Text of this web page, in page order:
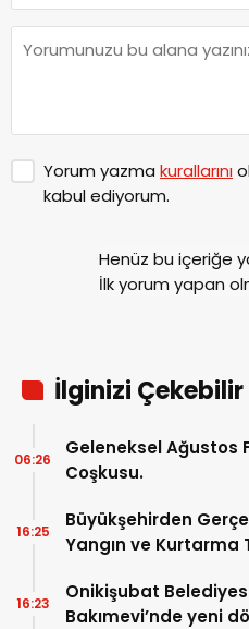
Yorum yazma kurallarını
kabul ediyorum.
Henüz bu içeriğe
İlk yorum yapan
İlginizi Çekebilir
Geleneksel Ağustos
Coşkusu.
06:26
Büyükşehirden
Yangın ve Kurtarma
16:25
Onikişubat
Bakımevi’nde yeni
16:23